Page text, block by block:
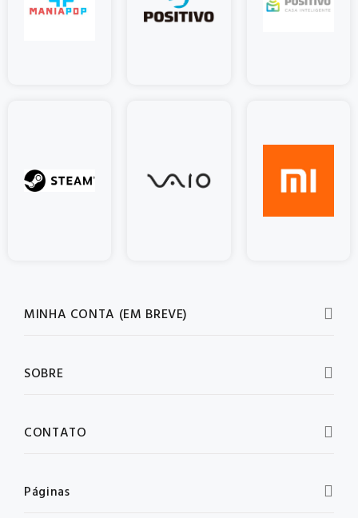
MINHA CONTA (EM BREVE)
SOBRE
CONTATO
Páginas